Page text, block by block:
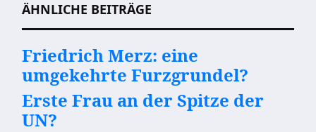
ÄHNLICHE BEITRÄGE
Friedrich Merz: eine
umgekehrte Furzgrundel?
Erste Frau an der Spitze der
UN?